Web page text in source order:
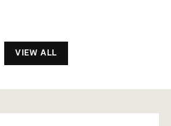
0
0
VIEW ALL